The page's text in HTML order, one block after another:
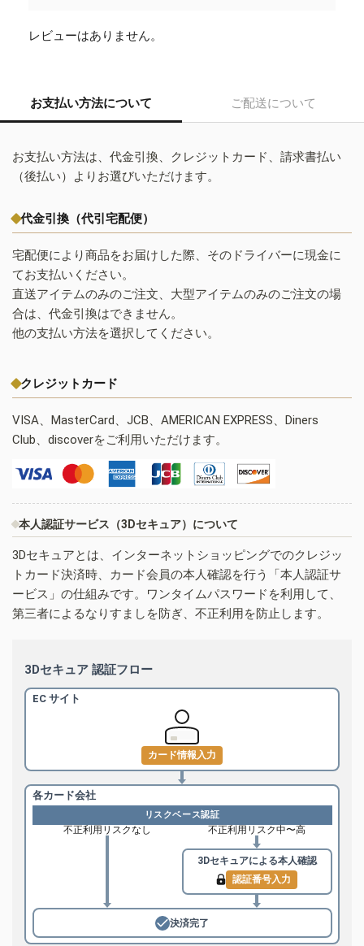
レビューはありません。
お支払い方法について ご配送について
お支払い方法は、代金引換、クレジットカード、請求書払い
（後払い）よりお選びいただけます。
代金引換（代引宅配便）
宅配便により商品をお届けした際、そのドライバーに現金に
てお支払いください。
直送アイテムのみのご注文、大型アイテムのみのご注文の場
合は、代金引換はできません。
他の支払い方法を選択してください。
クレジットカード
VISA、MasterCard、JCB、AMERICAN EXPRESS、Diners
Club、discoverをご利用いただけます。
本人認証サービス（3Dセキュア）について
3Dセキュアとは、インターネットショッピングでのクレジッ
トカード決済時、カード会員の本人確認を行う「本人認証サ
ービス」の仕組みです。ワンタイムパスワードを利用して、
第三者によるなりすましを防ぎ、不正利用を防止します。
3Dセキュア 認証フロー
EC サイト
カード情報入力
各カード会社
リスクベース認証
不正利用リスクなし 不正利用リスク中〜高
3Dセキュアによる本人確認
認証番号入力
決済完了